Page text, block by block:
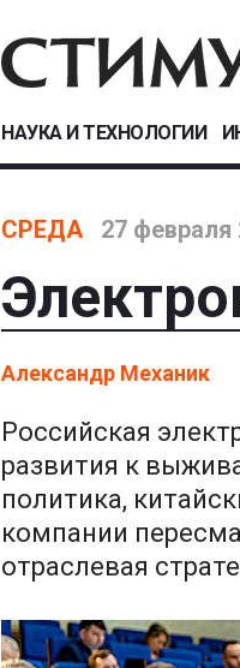
НАУКА И ТЕХНОЛОГИИ
СРЕДА 27 февраля
Александр Механик
Российская
развития к
политика,
компании
отраслевая